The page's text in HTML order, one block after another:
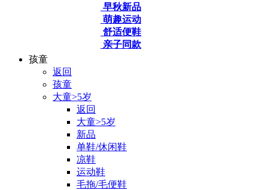
早秋新品
萌趣运动
舒适便鞋
亲子同款
孩童
返回
孩童
大童>5岁
返回
大童>5岁
新品
单鞋/休闲鞋
凉鞋
运动鞋
毛拖/毛便鞋